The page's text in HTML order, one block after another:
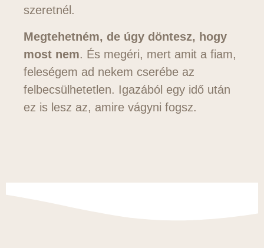
szeretnél.
Megtehetném, de úgy döntesz, hogy
most nem. És megéri, mert amit a fiam,
feleségem ad nekem cserébe az
felbecsülhetetlen. Igazából egy idő után
ez is lesz az, amire vágyni fogsz.